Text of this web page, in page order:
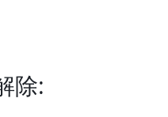
除: